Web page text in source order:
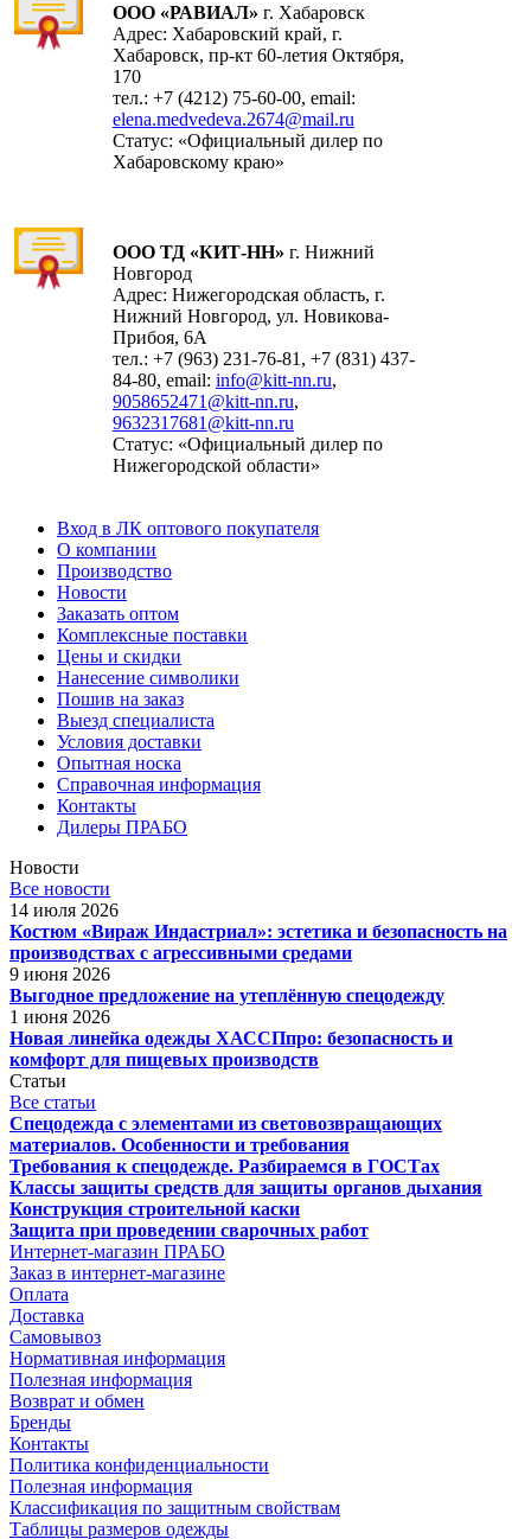
ООО «РАВИАЛ» г. Хабаровск
Адрес: Хабаровский край, г.
Хабаровск, пр-кт 60-летия Октября,
170
тел.: +7 (4212) 75-60-00, email:
elena.medvedeva.2674@mail.ru
Cтатус: «Официальный дилер по
Хабаровскому краю»
ООО ТД «КИТ-НН» г. Нижний
Новгород
Адрес: Нижегородская область, г.
Нижний Новгород, ул. Новикова-
Прибоя, 6А
тел.: +7 (963) 231-76-81, +7 (831) 437-
84-80, email: info@kitt-nn.ru,
9058652471@kitt-nn.ru,
9632317681@kitt-nn.ru
Cтатус: «Официальный дилер по
Нижегородской области»
Вход в ЛК оптового покупателя
О компании
Производство
Новости
Заказать оптом
Комплексные поставки
Цены и скидки
Нанесение символики
Пошив на заказ
Выезд специалиста
Условия доставки
Опытная носка
Справочная информация
Контакты
Дилеры ПРАБО
Новости
Все новости
14 июля 2026
Костюм «Вираж Индастриал»: эстетика и безопасность на
производствах с агрессивными средами
9 июня 2026
Выгодное предложение на утеплённую спецодежду
1 июня 2026
Новая линейка одежды ХАССПпро: безопасность и
комфорт для пищевых производств
Статьи
Все статьи
Спецодежда с элементами из световозвращающих
материалов. Особенности и требования
Требования к спецодежде. Разбираемся в ГОСТах
Классы защиты средств для защиты органов дыхания
Конструкция строительной каски
Защита при проведении сварочных работ
Интернет-магазин ПРАБО
Заказ в интернет-магазине
Оплата
Доставка
Самовывоз
Нормативная информация
Полезная информация
Возврат и обмен
Бренды
Контакты
Политика конфиденциальности
Полезная информация
Классификация по защитным свойствам
Таблицы размеров одежды